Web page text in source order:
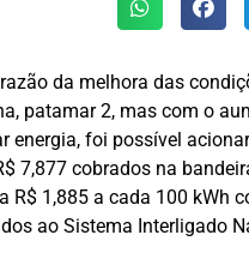
da melhora das
patamar 2, mas com o
energia, foi possível
7,877 cobrados na
R$ 1,885 a cada 100 kWh
ao Sistema Interligado